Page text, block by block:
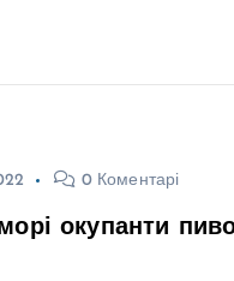
0 Коментарі
окупанти